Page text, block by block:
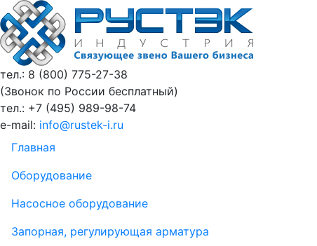
тел.: 8 (800) 775-27-38
(Звонок по России бесплатный)
тел.: +7 (495) 989-98-74
e-mail: info@rustek-i.ru
Главная
Оборудование
Насосное оборудование
Запорная, регулирующая арматура